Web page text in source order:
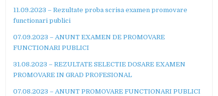
11.09.2023 – Rezultate proba scrisa examen promovare
functionari publici
07.09.2023 – ANUNT EXAMEN DE PROMOVARE
FUNCTIONARI PUBLICI
31.08.2023 – REZULTATE SELECTIE DOSARE EXAMEN
PROMOVARE IN GRAD PROFESIONAL
07.08.2023 – ANUNT PROMOVARE FUNCTIONARI PUBLICI